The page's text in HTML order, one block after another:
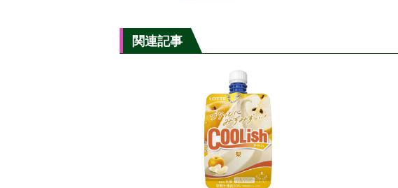
関連記事